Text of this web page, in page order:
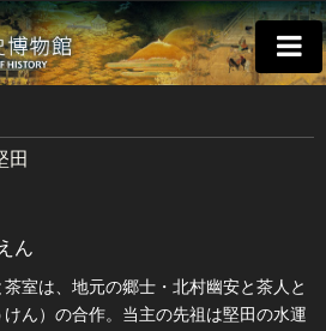
田
ん
室は、地元の郷士・北村幽安と茶人と
ん）の合作。当主の先祖は堅田の水運